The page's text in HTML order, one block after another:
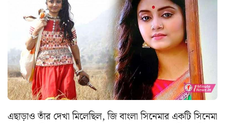
এছাড়াও তাঁর দেখা মিলেছিল, জি বাংলা সিনেমার একটি সিনেমা